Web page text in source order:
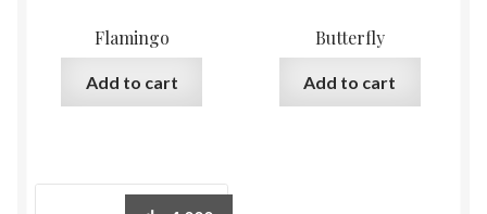
Flamingo
Add to cart
Butterfly
Add to cart